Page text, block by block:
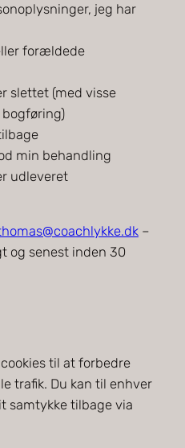
jeg har
forældede
slettet (med visse
min behandling
udleveret
–
og senest inden 30
til at forbedre
trafik. Du kan til enhver
tilbage via